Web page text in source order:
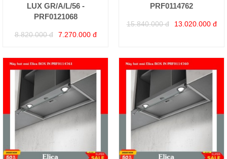
LUX GR/A/L/56 -
PRF0121068
8.820.000 đ 7.270.000 đ
PRF0114762
15.840.000 đ 13.020.000 đ